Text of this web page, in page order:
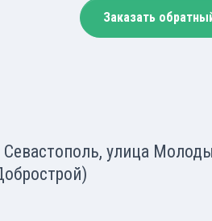
Заказать
Севастополь, улица